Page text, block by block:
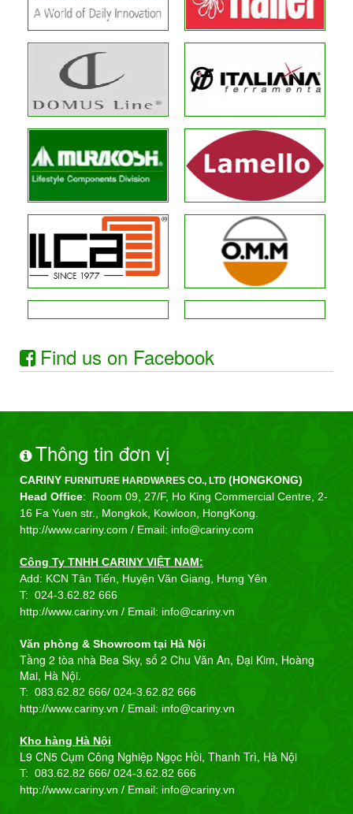
Find us on Facebook
Thông tin đơn vị
CARINY FURNITURE HARDWARES CO., LTD (HONGKONG)
Head Office: Room 09, 27/F, Ho King Commercial Centre, 2-
16 Fa Yuen str., Mongkok, Kowloon, HongKong.
http://www.cariny.com / Email: info@cariny.com
Công Ty TNHH CARINY VIỆT NAM:
Add: KCN Tân Tiến, Huyện Văn Giang, Hưng Yên
T: 024-3.62.82 666
http://www.cariny.vn / Email: info@cariny.vn
Văn phòng & Showroom tại Hà Nội
Tầng 2 tòa nhà Bea Sky, số 2 Chu Văn An, Đại Kim, Hoàng
Mai, Hà Nội.
T: 083.62.82 666/ 024-3.62.82 666
http://www.cariny.vn / Email: info@cariny.vn
Kho hàng Hà Nội
L9 CN5 Cụm Công Nghiệp Ngọc Hồi, Thanh Trì, Hà Nội
T: 083.62.82 666/ 024-3.62.82 666
http://www.cariny.vn / Email: info@cariny.vn